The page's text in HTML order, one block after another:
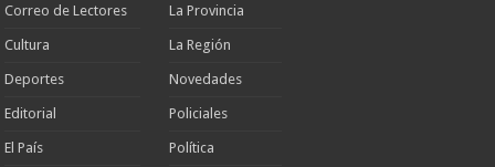
Correo de Lectores
Cultura
Deportes
Editorial
El País
La Provincia
La Región
Novedades
Policiales
Política